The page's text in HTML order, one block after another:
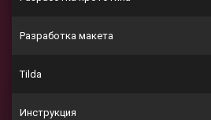
Разработка макета
Tilda
Инструкция